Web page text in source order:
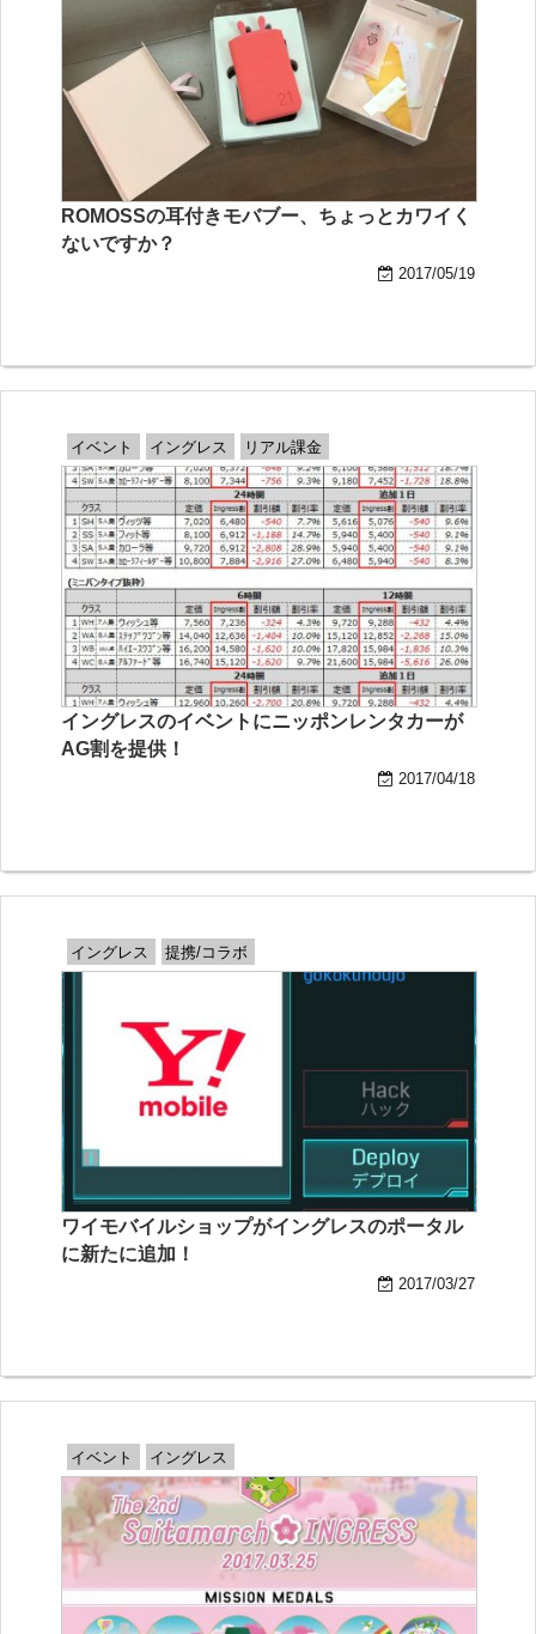
ROMOSSの耳付きモバブー、ちょっとカワイく
ないですか？
2017/05/19
イベント イングレス リアル課金
イングレスのイベントにニッポンレンタカーが
AG割を提供！
2017/04/18
イングレス 提携/コラボ
ワイモバイルショップがイングレスのポータル
に新たに追加！
2017/03/27
イベント イングレス